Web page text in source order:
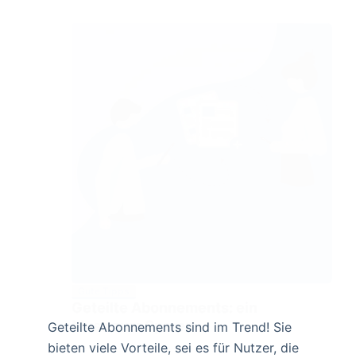
Muss zum Sparen
Geteilte Abonnements sind im Trend! Sie
bieten viele Vorteile, sei es für Nutzer, die